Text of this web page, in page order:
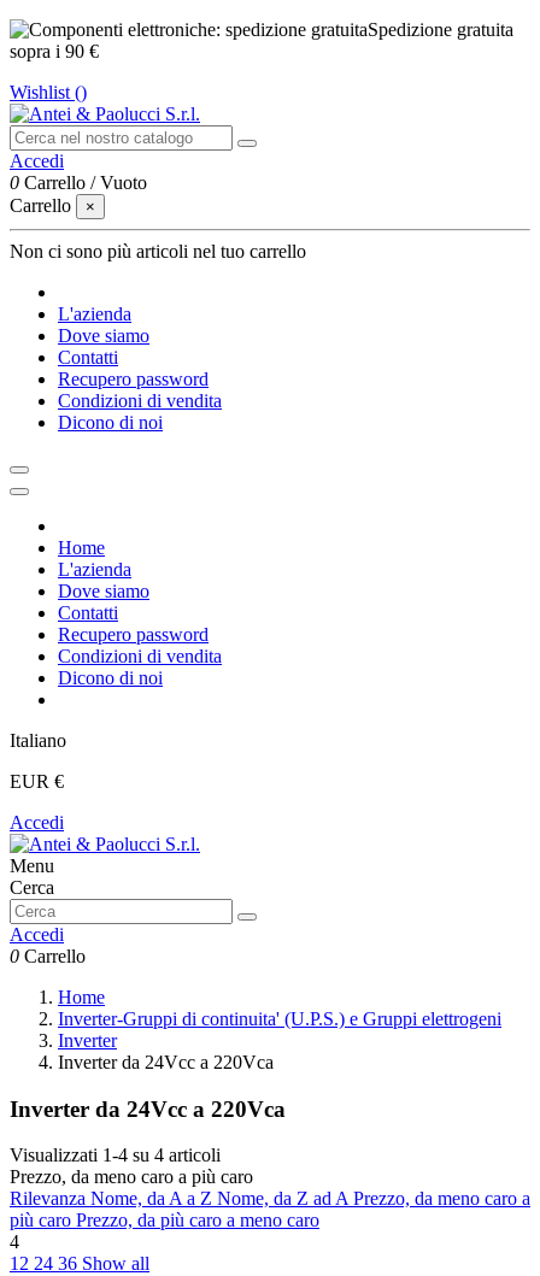
Spedizione gratuita
sopra i 90 €
Wishlist ()
Accedi
0 Carrello /Vuoto
Carrello
×
Non ci sono più articoli nel tuo carrello
L'azienda
Dove siamo
Contatti
Recupero password
Condizioni di vendita
Dicono di noi
Home
L'azienda
Dove siamo
Contatti
Recupero password
Condizioni di vendita
Dicono di noi
Italiano
EUR €
Accedi
Menu
Cerca
Accedi
0 Carrello
Home
Inverter-Gruppi di continuita' (U.P.S.) e Gruppi elettrogeni
Inverter
Inverter da 24Vcc a 220Vca
Inverter da 24Vcc a 220Vca
Visualizzati 1-4 su 4 articoli
Prezzo, da meno caro a più caro
Rilevanza Nome, da A a Z Nome, da Z ad APrezzo, da meno caro a
più caro Prezzo, da più caro a meno caro
4
12 24 36 Show all